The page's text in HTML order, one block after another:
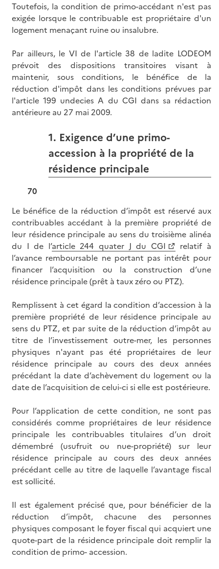
Toutefois, la condition de primo-accédant n'est pas
exigée lorsque le contribuable est propriétaire d'un
logement menaçant ruine ou insalubre.
Par ailleurs, le VI de l'article 38 de ladite LODEOM
prévoit des dispositions transitoires visant à
maintenir, sous conditions, le bénéfice de la
réduction d'impôt dans les conditions prévues par
l'article 199 undecies A du CGI dans sa rédaction
antérieure au 27 mai 2009.
1. Exigence d’une primo-
accession à la propriété de la
résidence principale
70
Le bénéfice de la réduction d’impôt est réservé aux
contribuables accédant à la première propriété de
leur résidence principale au sens du troisième alinéa
du I de l’article 244 quater J du CGI
relatif à
l’avance remboursable ne portant pas intérêt pour
financer l’acquisition ou la construction d’une
résidence principale (prêt à taux zéro ou PTZ).
Remplissent à cet égard la condition d’accession à la
première propriété de leur résidence principale au
sens du PTZ, et par suite de la réduction d’impôt au
titre de l’investissement outre-mer, les personnes
physiques n'ayant pas été propriétaires de leur
résidence principale au cours des deux années
précédant la date d’achèvement du logement ou la
date de l’acquisition de celui-ci si elle est postérieure.
Pour l’application de cette condition, ne sont pas
considérés comme propriétaires de leur résidence
principale les contribuables titulaires d’un droit
démembré (usufruit ou nue-propriété) sur leur
résidence principale au cours des deux années
précédant celle au titre de laquelle l’avantage fiscal
est sollicité.
Il est également précisé que, pour bénéficier de la
réduction d’impôt, chacune des personnes
physiques composant le foyer fiscal qui acquiert une
quote-part de la résidence principale doit remplir la
condition de primo- accession.